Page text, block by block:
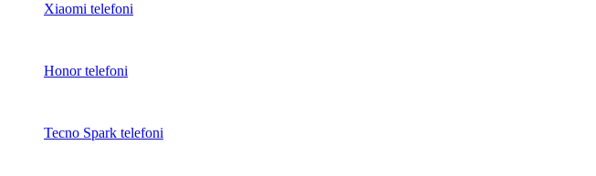
Xiaomi telefoni
Honor telefoni
Tecno Spark telefoni